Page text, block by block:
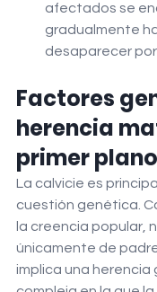
afectados se
gradualmente
desaparecer
Factores
herencia
primer plano
La calvicie es
cuestión genética.
la creencia popular,
únicamente de
implica una herencia